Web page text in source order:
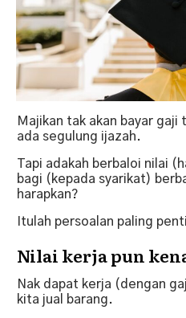
Majikan tak akan bayar gaji
ada segulung ijazah.
Tapi adakah berbaloi nilai
bagi (kepada syarikat)
harapkan?
Itulah persoalan paling
Nilai kerja pun
Nak dapat kerja (dengan
kita jual barang.